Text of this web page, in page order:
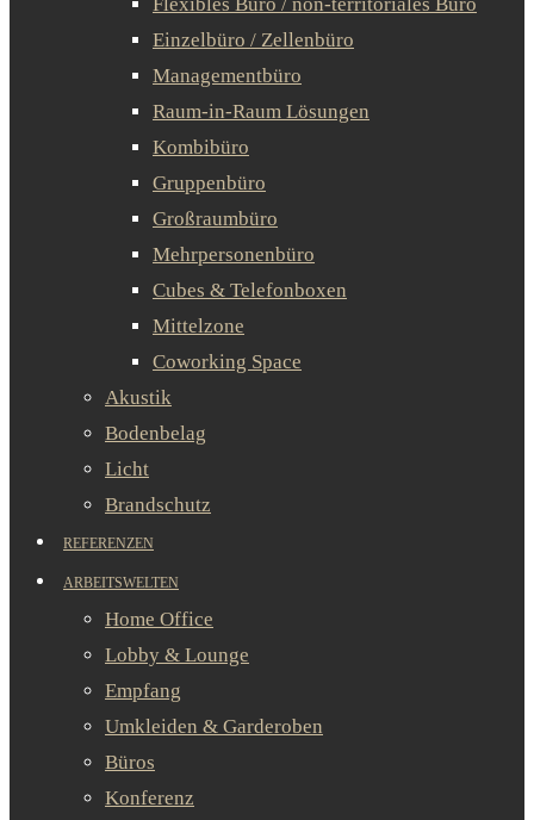
Einzelbüro / Zellenbüro
Managementbüro
Raum-in-Raum Lösungen
Kombibüro
Gruppenbüro
Großraumbüro
Mehrpersonenbüro
Cubes & Telefonboxen
Mittelzone
Coworking Space
Akustik
Bodenbelag
Licht
Brandschutz
REFERENZEN
ARBEITSWELTEN
Home Office
Lobby & Lounge
Empfang
Umkleiden & Garderoben
Büros
Konferenz